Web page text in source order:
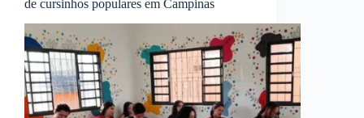
de cursinhos populares em Campinas